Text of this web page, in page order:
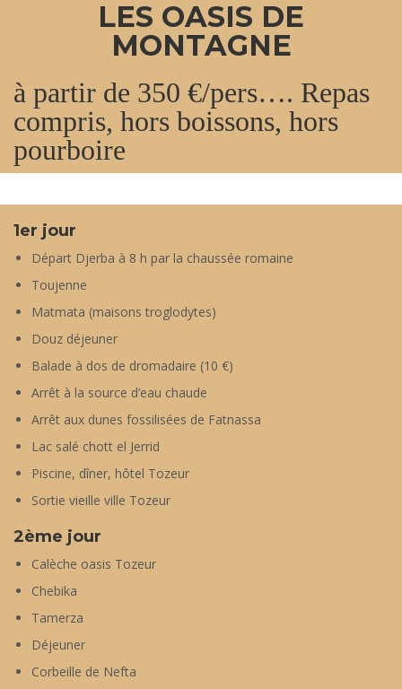
LES OASIS DE
MONTAGNE
à partir de 350 €/pers…. Repas
compris, hors boissons, hors
pourboire
1er jour
Départ Djerba à 8 h par la chaussée romaine
Toujenne
Matmata (maisons troglodytes)
Douz déjeuner
Balade à dos de dromadaire (10 €)
Arrêt à la source d’eau chaude
Arrêt aux dunes fossilisées de Fatnassa
Lac salé chott el Jerrid
Piscine, dîner, hôtel Tozeur
Sortie vieille ville Tozeur
2ème jour
Calèche oasis Tozeur
Chebika
Tamerza
Déjeuner
Corbeille de Nefta